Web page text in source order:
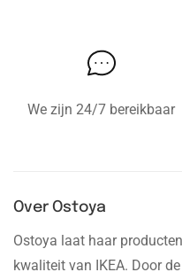
We zijn 24/7 bereikbaar
Over Ostoya
Ostoya laat haar
kwaliteit van IKEA. Door